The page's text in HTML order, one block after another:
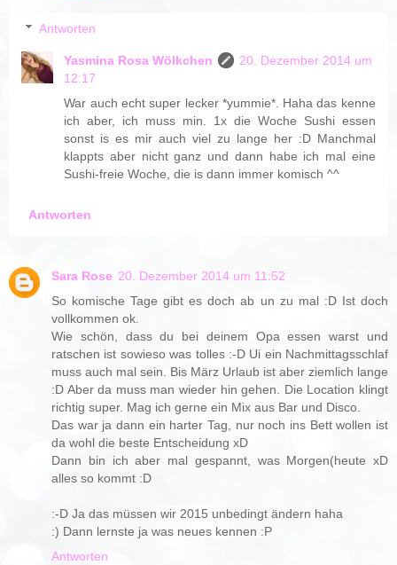
Antworten
Yasmina Rosa Wölkchen
20. Dezember 2014 um
12:17
War auch echt super lecker *yummie*. Haha das kenne
ich aber, ich muss min. 1x die Woche Sushi essen
sonst is es mir auch viel zu lange her :D Manchmal
klappts aber nicht ganz und dann habe ich mal eine
Sushi-freie Woche, die is dann immer komisch ^^
Antworten
Sara Rose 20. Dezember 2014 um 11:52
So komische Tage gibt es doch ab un zu mal :D Ist doch
vollkommen ok.
Wie schön, dass du bei deinem Opa essen warst und
ratschen ist sowieso was tolles :-D Ui ein Nachmittagsschlaf
muss auch mal sein. Bis März Urlaub ist aber ziemlich lange
:D Aber da muss man wieder hin gehen. Die Location klingt
richtig super. Mag ich gerne ein Mix aus Bar und Disco.
Das war ja dann ein harter Tag, nur noch ins Bett wollen ist
da wohl die beste Entscheidung xD
Dann bin ich aber mal gespannt, was Morgen(heute xD
alles so kommt :D
:-D Ja das müssen wir 2015 unbedingt ändern haha
:) Dann lernste ja was neues kennen :P
Antworten